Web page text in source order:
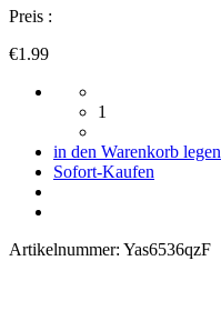
Preis :
€1.99
1
in den Warenkorb legen
Sofort-Kaufen
Artikelnummer: Yas6536qzF